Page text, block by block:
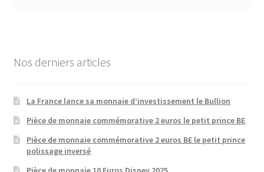
Nos derniers articles
La France lance sa monnaie d’investissement le Bullion
Pièce de monnaie commémorative 2 euros le petit prince BE
Pièce de monnaie commémorative 2 euros BE le petit prince
polissage inversé